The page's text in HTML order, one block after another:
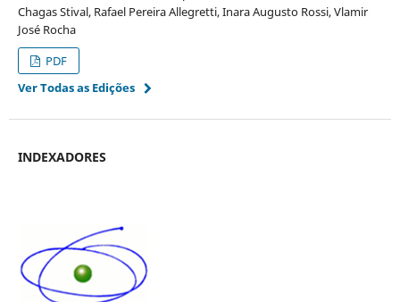
Chagas Stival, Rafael Pereira Allegretti, Inara Augusto Rossi, Vlamir
José Rocha
PDF
Ver Todas as Edições
INDEXADORES